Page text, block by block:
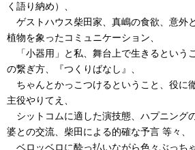
く語り納め）、
ゲストハウス柴田家、真嶋の食欲、意外
植物を象ったコミュニケーション、
「小器用」と私、舞台上で生きるという
の繋ぎ方、『つくりばなし』、
ちゃんとかっこつけるということ、役に
主役やりてえ、
シットコムに適した演技態、ハプニング
婆との交流、柴田による的確な予言 等々、
ベロッベロに酔っ払いながら色々ぶっち